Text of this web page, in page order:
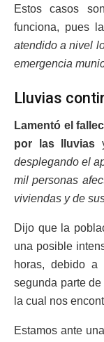
Estos casos
funciona, pues la
atendido a nivel
emergencia
Lluvias
Lamentó el
por las lluvias
desplegando el
mil personas
viviendas y de
Dijo que la
una posible
horas, debido a
segunda parte
la cual nos
Estamos ante